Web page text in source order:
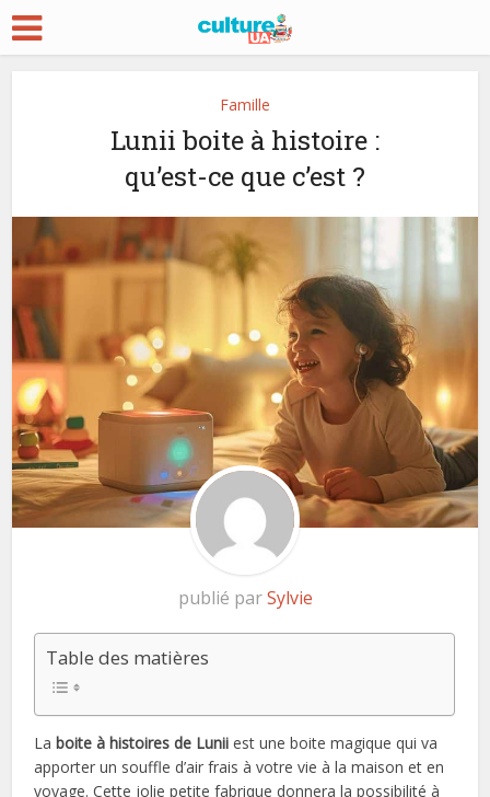
Famille
Lunii boite à histoire :
qu’est-ce que c’est ?
publié parSylvie
Table des matières
La boite à histoires de Luniiest une boite magique qui va
apporter un souffle d’air frais à votre vie à la maison et en
voyage. Cette jolie petite fabrique donnera la possibilité à